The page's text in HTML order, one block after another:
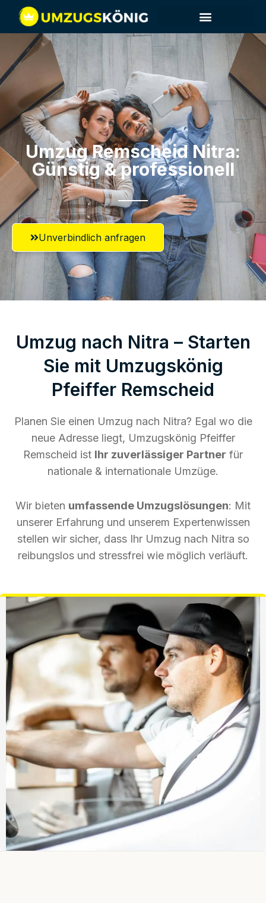
Umzug Remscheid​ Nitra:
Günstig & professionell​
Unverbindlich anfragen
Umzug nach Nitra – Starten
Sie mit Umzugskönig
Pfeiffer Remscheid
Planen Sie einen Umzug nach Nitra? Egal wo die
neue Adresse liegt, Umzugskönig Pfeiffer
Remscheid ist Ihr zuverlässiger Partner für
nationale & internationale Umzüge.
Wir bieten umfassende Umzugslösungen: Mit
unserer Erfahrung und unserem Expertenwissen
stellen wir sicher, dass Ihr Umzug nach Nitra so
reibungslos und stressfrei wie möglich verläuft.